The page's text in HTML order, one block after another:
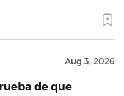
Aug 3, 2026
de que